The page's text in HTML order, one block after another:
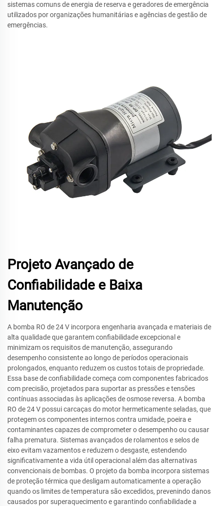
sistemas comuns de energia de reserva e geradores de emergência
utilizados por organizações humanitárias e agências de gestão de
emergências.
Projeto Avançado de
Confiabilidade e Baixa
Manutenção
A bomba RO de 24 V incorpora engenharia avançada e materiais de
alta qualidade que garantem confiabilidade excepcional e
minimizam os requisitos de manutenção, assegurando
desempenho consistente ao longo de períodos operacionais
prolongados, enquanto reduzem os custos totais de propriedade.
Essa base de confiabilidade começa com componentes fabricados
com precisão, projetados para suportar as pressões e tensões
contínuas associadas às aplicações de osmose reversa. A bomba
RO de 24 V possui carcaças do motor hermeticamente seladas, que
protegem os componentes internos contra umidade, poeira e
contaminantes capazes de comprometer o desempenho ou causar
falha prematura. Sistemas avançados de rolamentos e selos de
eixo evitam vazamentos e reduzem o desgaste, estendendo
significativamente a vida útil operacional além das alternativas
convencionais de bombas. O projeto da bomba incorpora sistemas
de proteção térmica que desligam automaticamente a operação
quando os limites de temperatura são excedidos, prevenindo danos
causados por superaquecimento e garantindo confiabilidade a